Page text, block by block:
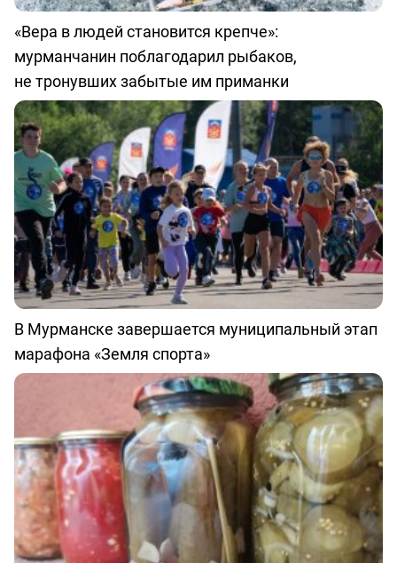
«Вера в людей становится крепче»:
мурманчанин поблагодарил рыбаков,
не тронувших забытые им приманки
В Мурманске завершается муниципальный этап
марафона «Земля спорта»